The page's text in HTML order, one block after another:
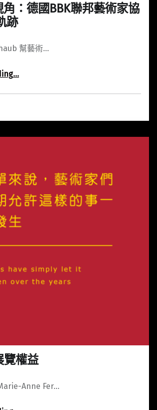
角：德國BBK聯邦藝術家協
跡
幫藝術…
“7 藝術家視角：德國BBK聯邦藝術家協會的運行軌跡”
…
覽權益
Anne Fer…